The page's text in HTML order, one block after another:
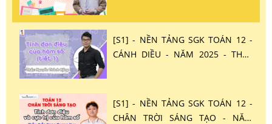
[S1] - NỀN TẢNG SGK TOÁN 12 -
CÁNH DIỀU - NĂM 2025 - THẦY
[S1] - NỀN TẢNG SGK TOÁN 12 -
CHÂN TRỜI SÁNG TẠO - NĂM